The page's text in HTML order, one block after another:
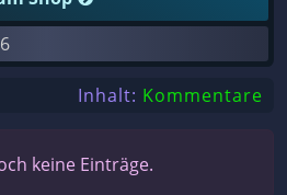
Inhalt: Kommentare
keine Einträge.